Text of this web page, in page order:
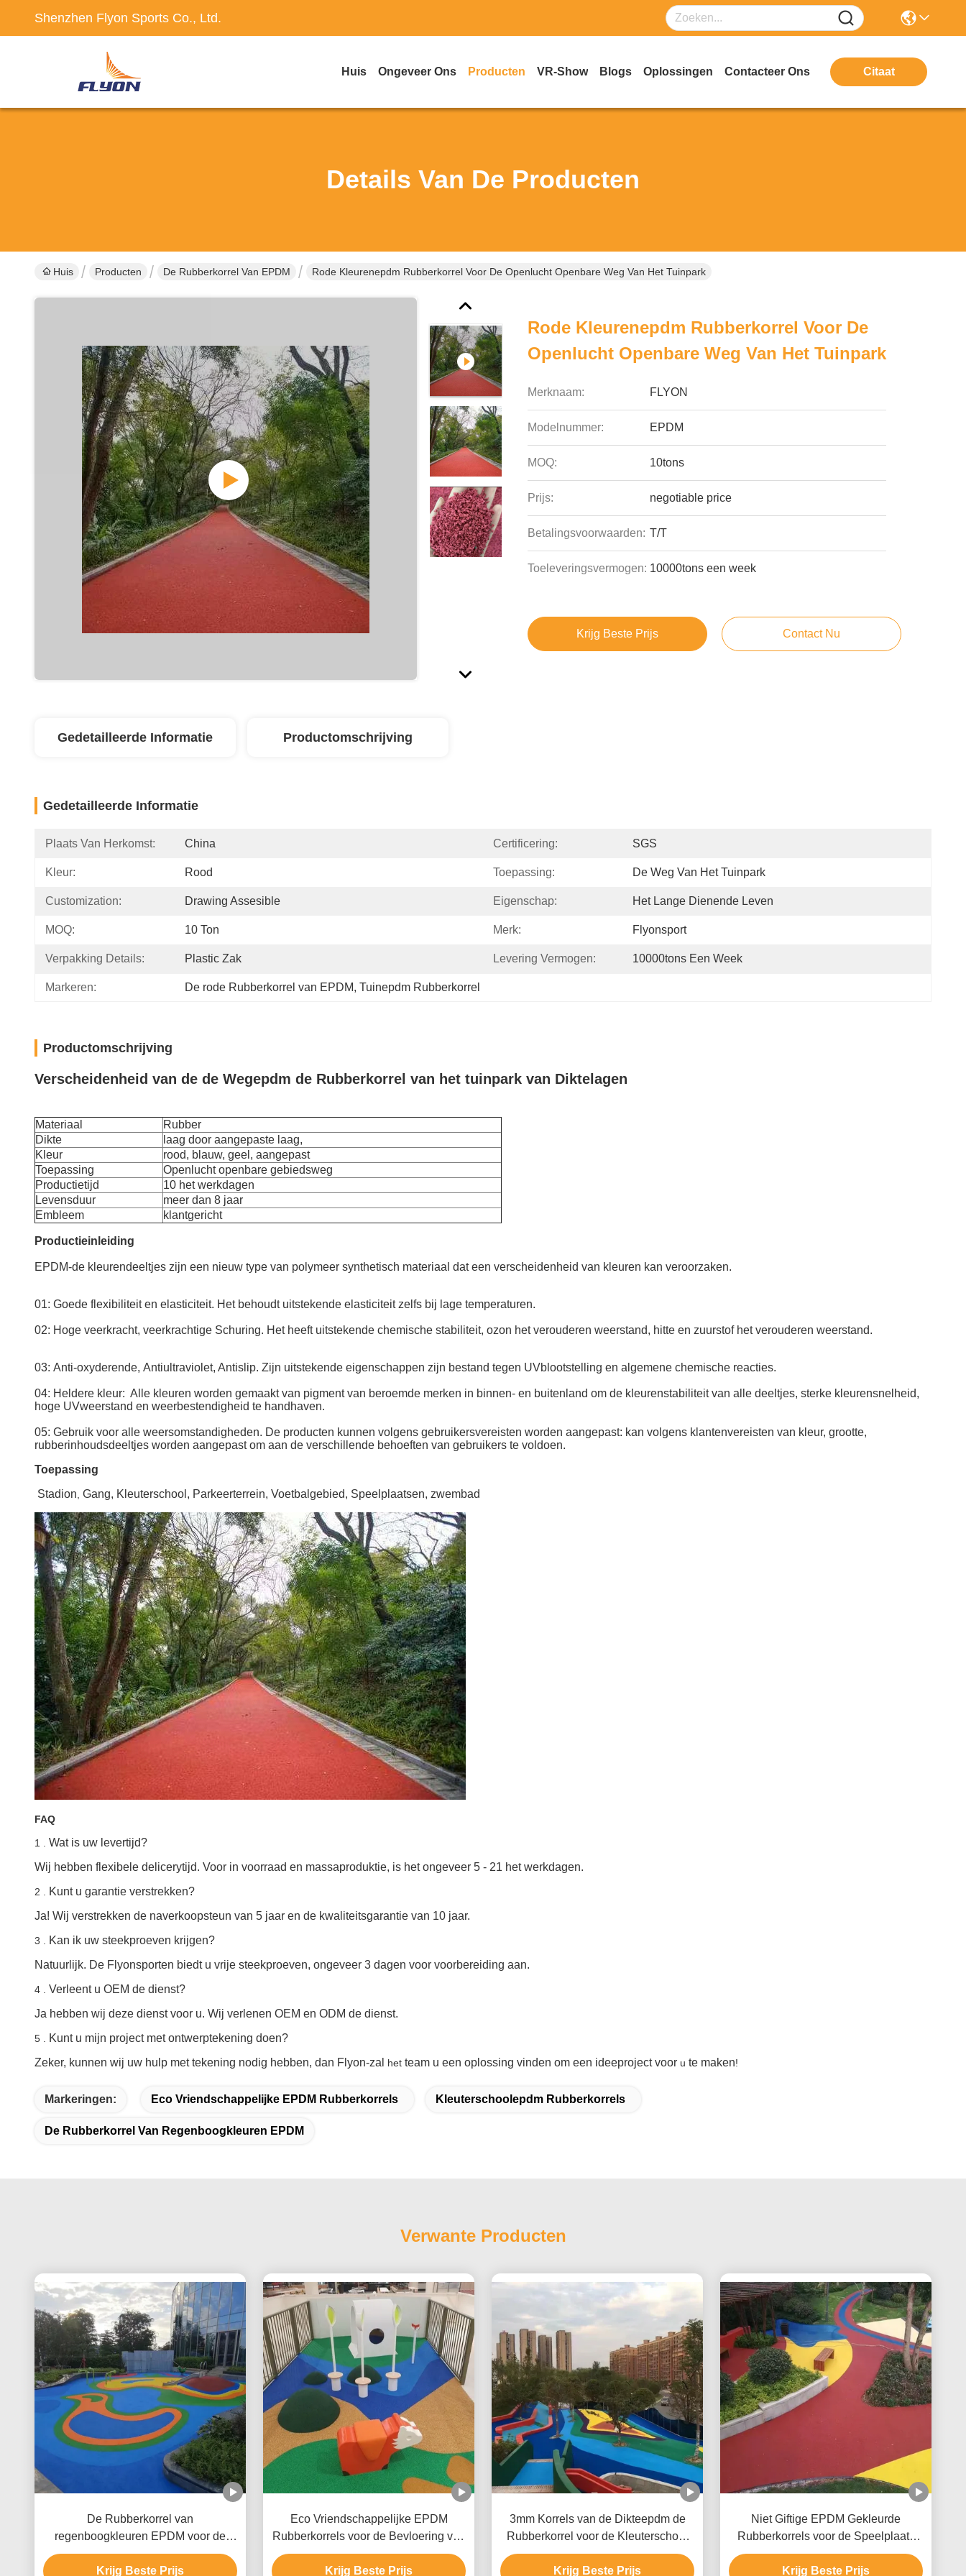
Shenzhen Flyon Sports Co., Ltd.
Huis Ongeveer Ons Producten VR-Show Blogs Oplossingen Contacteer Ons Citaat
Details Van De Producten
Huis Producten De Rubberkorrel Van EPDM Rode Kleurenepdm Rubberkorrel Voor De Openlucht Openbare Weg Van Het Tuinpark
Rode Kleurenepdm Rubberkorrel Voor De
Openlucht Openbare Weg Van Het Tuinpark
Merknaam: FLYON
Modelnummer: EPDM
MOQ: 10tons
Prijs: negotiable price
Betalingsvoorwaarden: T/T
Toeleveringsvermogen: 10000tons een week
Krijg Beste Prijs Contact Nu
Gedetailleerde Informatie Productomschrijving
Gedetailleerde Informatie
Plaats Van Herkomst: China Certificering: SGS
Kleur: Rood Toepassing: De Weg Van Het Tuinpark
Customization: Drawing Assesible Eigenschap: Het Lange Dienende Leven
MOQ: 10 Ton Merk: Flyonsport
Verpakking Details: Plastic Zak Levering Vermogen: 10000tons Een Week
Markeren: De rode Rubberkorrel van EPDM, Tuinepdm Rubberkorrel
Productomschrijving
Verscheidenheid van de de Wegepdm de Rubberkorrel van het tuinpark van Diktelagen
Materiaal
Rubber
Dikte
laag door aangepaste laag,
Kleur
rood, blauw, geel, aangepast
Toepassing
Openlucht openbare gebiedsweg
Productietijd
10 het werkdagen
Levensduur
meer dan 8 jaar
Embleem
klantgericht
Productieinleiding
EPDM-de kleurendeeltjes zijn een nieuw type van polymeer synthetisch materiaal dat een verscheidenheid van kleuren kan veroorzaken.
01: Goede flexibiliteit en elasticiteit. Het behoudt uitstekende elasticiteit zelfs bij lage temperaturen.
02: Hoge veerkracht, veerkrachtige Schuring. Het heeft uitstekende chemische stabiliteit, ozon het verouderen weerstand, hitte en zuurstof het verouderen weerstand.
03: Anti-oxyderende, Antiultraviolet, Antislip. Zijn uitstekende eigenschappen zijn bestand tegen UVblootstelling en algemene chemische reacties.
04: Heldere kleur: Alle kleuren worden gemaakt van pigment van beroemde merken in binnen- en buitenland om de kleurenstabiliteit van alle deeltjes, sterke kleurensnelheid,
hoge UVweerstand en weerbestendigheid te handhaven.
05: Gebruik voor alle weersomstandigheden. De producten kunnen volgens gebruikersvereisten worden aangepast: kan volgens klantenvereisten van kleur, grootte,
rubberinhoudsdeeltjes worden aangepast om aan de verschillende behoeften van gebruikers te voldoen.
Toepassing
Stadion Gang, Kleuterschool, Parkeerterrein, Voetbalgebied, Speelplaatsen, zwembad
FAQ
1 . Wat is uw levertijd?
Wij hebben flexibele delicerytijd. Voor in voorraad en massaproduktie, is het ongeveer 5 - 21 het werkdagen.
2 .
Kunt u garantie verstrekken?
Ja! Wij verstrekken de naverkoopsteun van 5 jaar en de kwaliteitsgarantie van 10 jaar.
3 .
Kan ik uw steekproeven krijgen?
Natuurlijk. De Flyonsporten biedt u vrije steekproeven, ongeveer 3 dagen voor voorbereiding aan.
4 . Verleent u OEM de dienst?
Ja hebben wij deze dienst voor u. Wij verlenen OEM en ODM de dienst.
5 .
Kunt u mijn project met ontwerptekening doen?
Zeker, kunnen wij uw hulp met tekening nodig hebben, dan Flyon-zal
het team u een oplossing vinden om een ideeproject voor u te maken!
Markeringen: Eco Vriendschappelijke EPDM Rubberkorrels Kleuterschoolepdm Rubberkorrels
De Rubberkorrel Van Regenboogkleuren EPDM
Verwante Producten
De Rubberkorrel van
regenboogkleuren EPDM voor de
Bevloering van Zwembadcolouful
Krijg Beste Prijs
Eco Vriendschappelijke EPDM
Rubberkorrels voor de Bevloering van
het Kleuterschoolgebied
Krijg Beste Prijs
3mm Korrels van de Dikteepdm de
Rubberkorrel voor de Kleuterschool
van de Stadiongang
Krijg Beste Prijs
Niet Giftige EPDM Gekleurde
Rubberkorrels voor de Speelplaats
van de Parkgang
Krijg Beste Prijs